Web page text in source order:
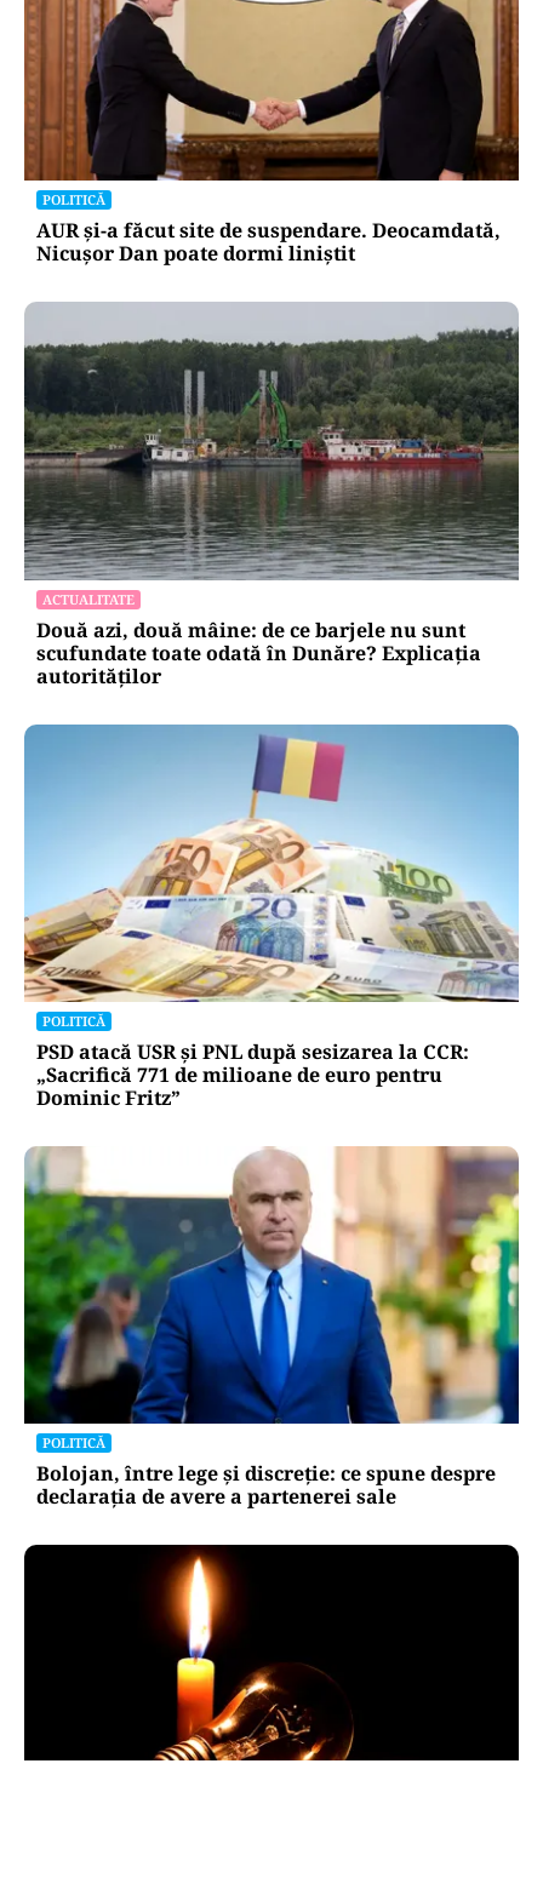
POLITICĂ
AUR și-a făcut site de suspendare. Deocamdată,
Nicușor Dan poate dormi liniștit
ACTUALITATE
Două azi, două mâine: de ce barjele nu sunt
scufundate toate odată în Dunăre? Explicația
autorităților
POLITICĂ
PSD atacă USR și PNL după sesizarea la CCR:
„Sacrifică 771 de milioane de euro pentru
Dominic Fritz”
POLITICĂ
Bolojan, între lege și discreție: ce spune despre
declarația de avere a partenerei sale